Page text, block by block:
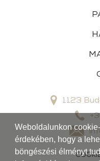
1123
Weboldalunkon
érdekében, hogy a
böngészési élményt